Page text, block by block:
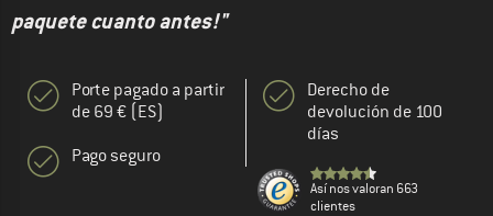
paquete cuanto antes!"
Porte pagado a partir
de 69 € (ES)
Pago seguro
Derecho de
devolución de 100
días
Así nos valoran 663
clientes